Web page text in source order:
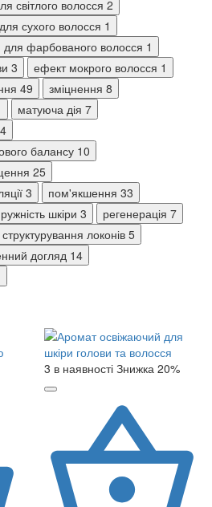
світлого волосся 2
для сухого волосся 1
для фарбованого волосся 1
3 ефект мокрого волосся 1
49 зміцнення 8
матуюча дія 7
балансу 10
25
3 пом'якшення 33
шкіри 3 регенерація 7
структурування локонів 5
догляд 14
3 в наявності Знижка 20%